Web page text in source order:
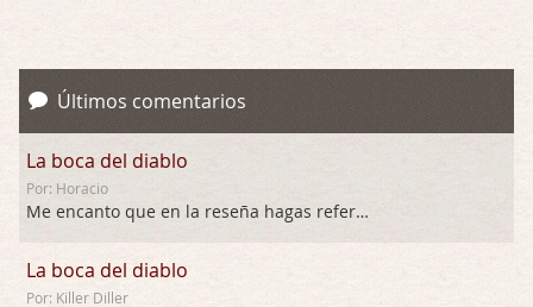
Últimos comentarios
La boca del diablo
Por: Horacio
Me encanto que en la reseña hagas referen …
La boca del diablo
Por: Killer Diller